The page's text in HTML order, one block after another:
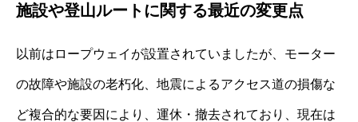
施設や登山ルートに関する最近の変更点
以前はロープウェイが設置されていましたが、モーター
の故障や施設の老朽化、地震によるアクセス道の損傷な
ど複合的な要因により、運休・撤去されており、現在は